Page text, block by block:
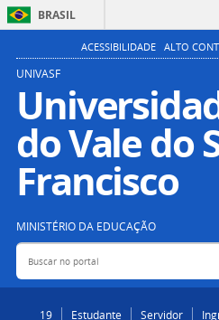
BRASIL
ACESSIBILIDADE ALTO
UNIVASF
do Vale do
Francisco
MINISTÉRIO DA EDUCAÇÃO
Buscar no portal
19
Estudante Servidor